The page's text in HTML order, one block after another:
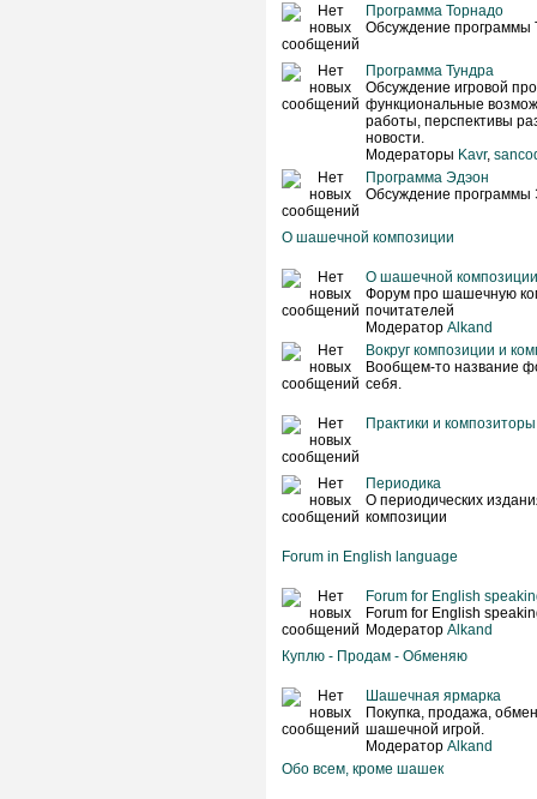
Программа Торнадо
Обсуждение программы
Программа Тундра
Обсуждение игровой
функциональные
работы, перспективы
новости.
Модераторы Kavr,
Программа Эдэон
Обсуждение программы
О шашечной композиции
О шашечной композиции
Форум про шашечную
почитателей
Модератор Alkand
Вокруг композиции и
Вообщем-то название
себя.
Практики и композиторы
Периодика
О периодических
композиции
Forum in English language
Forum for English
Forum for English
Модератор Alkand
Куплю - Продам - Обменяю
Шашечная ярмарка
Покупка, продажа,
шашечной игрой.
Модератор Alkand
Обо всем, кроме шашек